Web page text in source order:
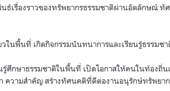
ธ์เรื่องราวของทรัพยากรธรรมชาติผ่านอัตลักษณ์
วในพื้นที่ เกิดกิจกรรมนันทนาการและเรียนรู้ธรรม
รู้ศึกษาธรรมชาติในพื้นที่ เปิดโอกาสให้คนในท้องถิ่น
ความสำคัญ สร้างทัศนคติที่ดีต่องานอนุรักษ์ทรัพยา